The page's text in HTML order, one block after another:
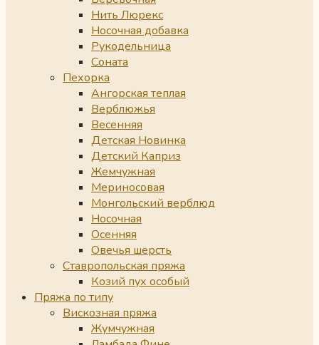
Нить Люрекс
Носочная добавка
Рукодельница
Соната
Пехорка
Ангорская теплая
Верблюжья
Весенняя
Детская Новинка
Детский Каприз
Жемчужная
Мериносовая
Монгольский верблюд
Носочная
Осенняя
Овечья шерсть
Ставропольская пряжа
Козий пух особый
Пряжа по типу
Вискозная пряжа
Жумчужная